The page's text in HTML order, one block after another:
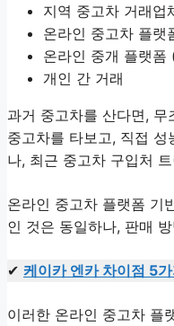
지역 중고차 거래업
온라인 중고차 플랫
온라인 중개 플랫폼
개인 간 거래
과거 중고차를 산다면,
중고차를 타보고, 직접
나, 최근 중고차 구입처
온라인 중고차 플랫폼 기
인 것은 동일하나, 판매
✔ 케이카 엔카 차이점 5
이러한 온라인 중고차 플